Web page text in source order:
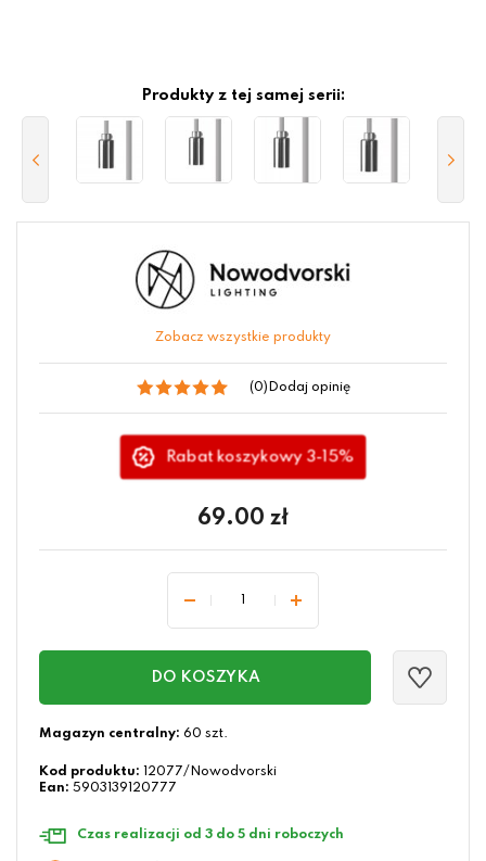
Produkty z tej samej serii:
Zobacz wszystkie produkty
(0) Dodaj opinię
Rabat koszykowy 3-15%
69.00 zł
DO KOSZYKA
Magazyn centralny: 60 szt.
Kod produktu:
12077/Nowodvorski
Ean: 5903139120777
Czas realizacji od 3 do 5 dni roboczych